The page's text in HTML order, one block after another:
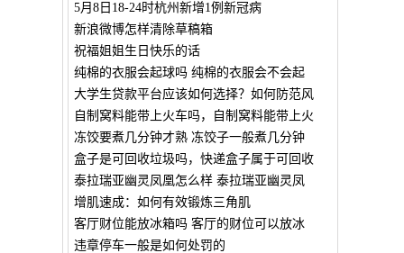
5月8日18-24时杭州新增1例新冠病
新浪微博怎样清除草稿箱
祝福姐姐生日快乐的话
纯棉的衣服会起球吗 纯棉的衣服会不会起
大学生贷款平台应该如何选择？如何防范风
自制窝料能带上火车吗，自制窝料能带上火
冻饺要煮几分钟才熟 冻饺子一般煮几分钟
盒子是可回收垃圾吗，快递盒子属于可回收
泰拉瑞亚幽灵凤凰怎么样 泰拉瑞亚幽灵凤
增肌速成：如何有效锻炼三角肌
客厅财位能放冰箱吗 客厅的财位可以放冰
违章停车一般是如何处罚的